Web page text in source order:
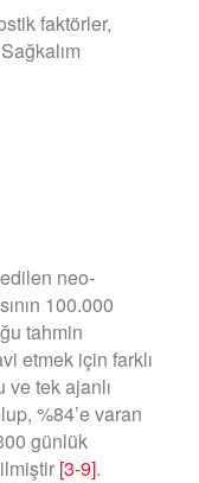
faktörler,
neo-
100.000
tahmin
etmek için farklı
tek ajanlı
%84’e varan
günlük
[3-9].